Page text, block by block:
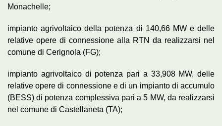
Monachelle;
impianto agrivoltaico della potenza di 140,66 MW e delle
relative opere di connessione alla RTN da realizzarsi nel
comune di Cerignola (FG);
impianto agrivoltaico di potenza pari a 33,908 MW, delle
relative opere di connessione e di un impianto di accumulo
(BESS) di potenza complessiva pari a 5 MW, da realizzarsi
nel comune di Castellaneta (TA);